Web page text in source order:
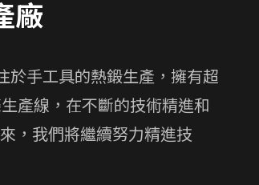
廠
於手工具的熱鍛生產，擁有超
產線，在不斷的技術精進和
，我們將繼續努力精進技